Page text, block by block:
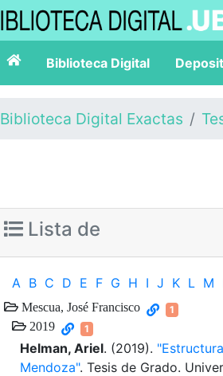
Biblioteca Digital
Biblioteca Digital Exactas
Lista de
A B C D E F G H I J K L M
Mescua, José Francisco 1
2019 1
Helman, Ariel. (2019).
Mendoza". Tesis de Grado.